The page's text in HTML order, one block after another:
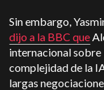
Sin embargo,
dijo a la BBC que
internacional
complejidad de la
largas